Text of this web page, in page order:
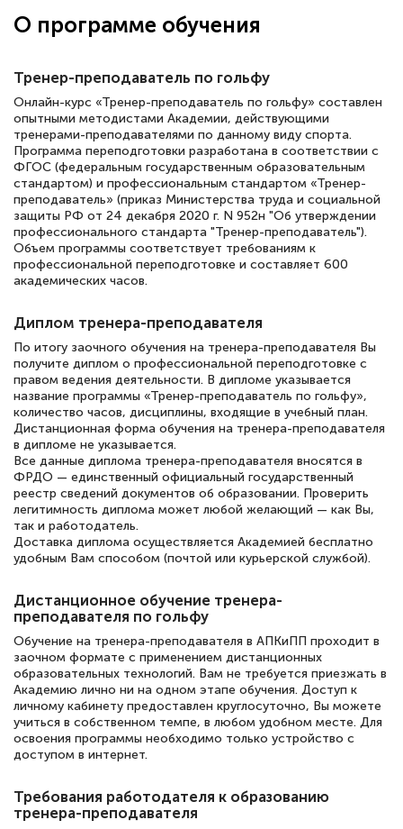
большое количество методических
сдачи итоговой аттестации. Спасибо
Елена Кравченко
Знаток города 5 уровня
18 марта 2026
Выражаю благодарность за курс
повышения квалификации "Эксперт ЕГЭ по
полезных материалов помогли
подготовиться к тестированию. Это
книги, методические рекомендации,
статьи. Времени на подготовку
достаточно. Курс помогает пройти
аттестацию в школе. Спасибо!
Евгения Коротких
Знаток города 2 уровня
12 марта 2026
Спасибо большое Академии! Грамотное,
вежливое сопровождение! Всё чётко и
понятно! Проходила повышение
квалификации. Ещё раз - СПАСИБО!
Елена Петрикс
Знаток города 5 уровня
О программе обучения
Тренер-преподаватель по гольфу
Онлайн-курс «Тренер-преподаватель по гольфу» составлен
опытными методистами Академии, действующими
тренерами-преподавателями по данному виду спорта.
Программа переподготовки разработана в соответствии с
ФГОС (федеральным государственным образовательным
стандартом) и профессиональным стандартом «Тренер-
преподаватель» (приказ Министерства труда и социальной
защиты РФ от 24 декабря 2020 г. N 952н "Об утверждении
профессионального стандарта "Тренер-преподаватель").
Объем программы соответствует требованиям к
профессиональной переподготовке и составляет 600
академических часов.
Диплом тренера-преподавателя
По итогу заочного обучения на тренера-преподавателя Вы
получите диплом о профессиональной переподготовке с
правом ведения деятельности. В дипломе указывается
название программы «Тренер-преподаватель по гольфу»,
количество часов, дисциплины, входящие в учебный план.
Дистанционная форма обучения на тренера-преподавателя
в дипломе не указывается.
Все данные диплома тренера-преподавателя вносятся в
ФРДО — единственный официальный государственный
реестр сведений документов об образовании. Проверить
легитимность диплома может любой желающий — как Вы,
так и работодатель.
Доставка диплома осуществляется Академией бесплатно
удобным Вам способом (почтой или курьерской службой).
Дистанционное обучение тренера-
преподавателя по гольфу
Обучение на тренера-преподавателя в АПКиПП проходит в
заочном формате с применением дистанционных
образовательных технологий. Вам не требуется приезжать в
Академию лично ни на одном этапе обучения. Доступ к
личному кабинету предоставлен круглосуточно, Вы можете
учиться в собственном темпе, в любом удобном месте. Для
освоения программы необходимо только устройство с
доступом в интернет.
Требования работодателя к образованию
тренера-преподавателя